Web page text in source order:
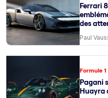
Ferrari
des
Paul
Formule 1
Pagani
Huayra